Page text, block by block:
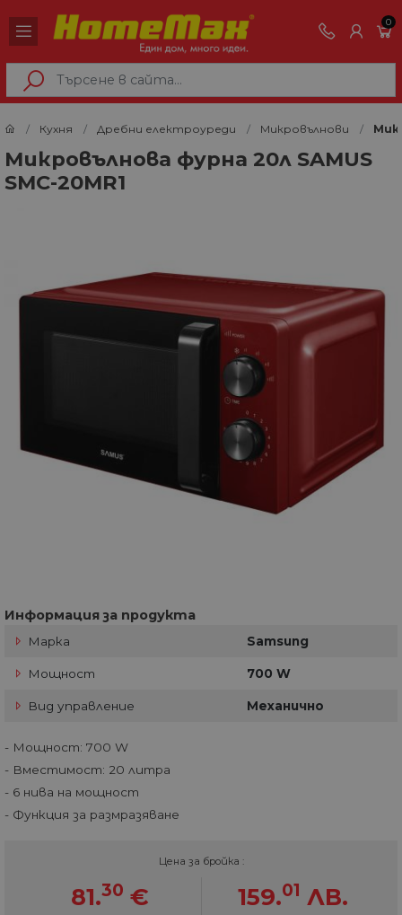
0
Кухня Дребни електроуреди Микровълнови
Микровълнова фурна 20л SAMUS
SMC-20MR1
Информация за продукта
Марка Samsung
Мощност 700 W
Вид управление Механично
- Мощност: 700 W
- Вместимост: 20 литра
- 6 нива на мощност
- Функция за размразяване
Цена за бройка :
81.30 € 159.01 ЛВ.